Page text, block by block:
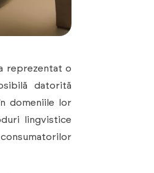
reprezentat o
datorită
domeniile lor
lingvistice